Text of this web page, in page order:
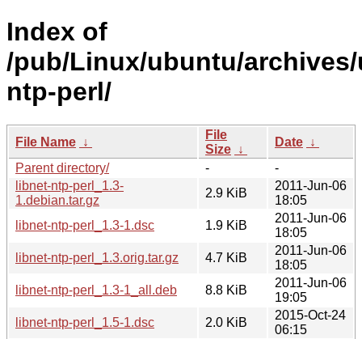
Index of
/pub/Linux/ubuntu/
ntp-perl/
File Name ↓
File
Size ↓
Date ↓
Parent directory/
-
-
libnet-ntp-perl_1.3-
1.debian.tar.gz
2.9 KiB
2011-Jun-06
18:05
libnet-ntp-perl_1.3-1.dsc
1.9 KiB
2011-Jun-06
18:05
libnet-ntp-perl_1.3.orig.tar.gz
4.7 KiB
2011-Jun-06
18:05
libnet-ntp-perl_1.3-1_all.deb
8.8 KiB
2011-Jun-06
19:05
libnet-ntp-perl_1.5-1.dsc
2.0 KiB
2015-Oct-24
06:15